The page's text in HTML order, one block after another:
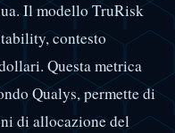
Il modello TruRisk
contesto
Questa metrica
Qualys, permette di
di allocazione del